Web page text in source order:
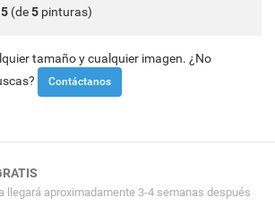
5 (de5 pinturas)
tamaño y cualquier imagen. ¿No
Contáctanos
llegará aproximadamente 3-4 semanas después